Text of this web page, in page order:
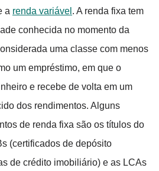
a renda variável . A renda fixa tem
conhecida no momento da
uma classe com menos
um empréstimo, em que o
e recebe de volta em um
dos rendimentos. Alguns
de renda fixa são os títulos do
(certificados de depósito
de crédito imobiliário) e as LCAs